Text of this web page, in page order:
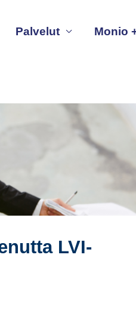
Palvelut Monio
LVI-